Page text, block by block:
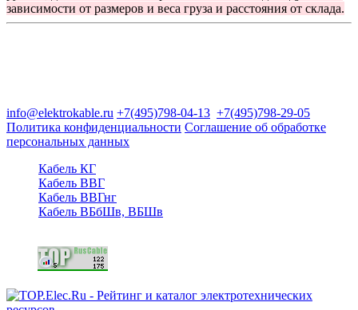
зависимости от размеров и веса груза и расстояния от склада.
info@elektrokable.ru +7(495)798-04-13 +7(495)798-29-05
Политика конфиденциальности Соглашение об обработке
персональных данных
Кабель КГ
Кабель ВВГ
Кабель ВВГнг
Кабель ВБбШв, ВБШв